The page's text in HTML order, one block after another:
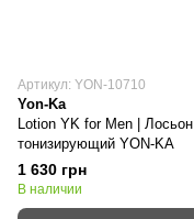
Артикул: YON-10710
Yon-Ka
Lotion YK for Men | Лосьон
тонизирующий YON-KA
1 630 грн
В наличии